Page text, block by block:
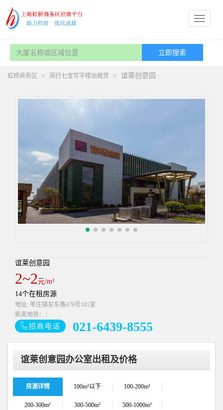
虹桥商务区 > 闵行七宝写字楼出租赁 > 谊莱创意园
谊莱创意园
2~2元/m²
14个在租房源
地址: 莘庄镇友东路479号101室
距离地铁：：
招商电话 021-6439-8555
谊莱创意园办公室出租及价格
房源详情 100m²以下 100-200m²
200-300m² 300-500m² 500-1000m²